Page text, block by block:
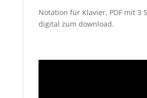
Notation für Klavier, PDF mit 3
digital zum download.